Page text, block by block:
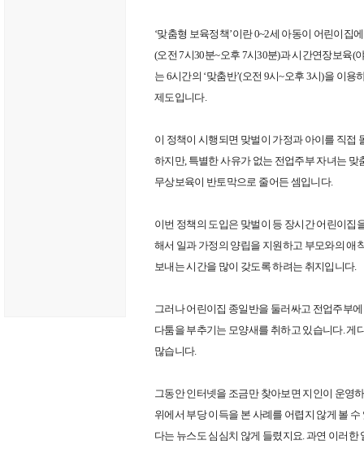
‘맞춤형 보육정책’이란0~2세 아동이 어린이집
(오전 7시30분~오후 7시30분)과 시간연장보육(
는 6시간의 ‘맞춤반’(오전 9시~오후 3시)을 이용
제도입니다.
이 정책이 시행되면 맞벌이 가정과 아이를 직접
하지만, 특별한 사유가 없는 전업주부 자녀는 맞
무상보육이 반토막으로 줄어든 셈입니다.
이번 정책의 도입은 맞벌이 등 장시간 어린이집
해서 일과 가정의 양립을 지원하고 부모와의 애
보내는 시간을 많이 갖도록 하려는 취지입니다.
그러나 어린이집 종일반을 둘러싸고 전업주부
다툼을 부추기는 모양새를 취하고 있습니다.게
많습니다.
그동안 인터넷을 조금만 찾아보면 지인이 운영
위에서 부당 이득을 본 사례를 어렵지 않게 볼 수
다는 뉴스도 심심치 않게 들렸지요.과연 이러한